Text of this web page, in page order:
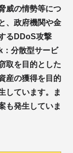
威の情勢等につ
、政府機関や金
るDDoS攻撃
分散型サービ
取を目的とした
産の獲得を目的
しています。ま
も発生していま